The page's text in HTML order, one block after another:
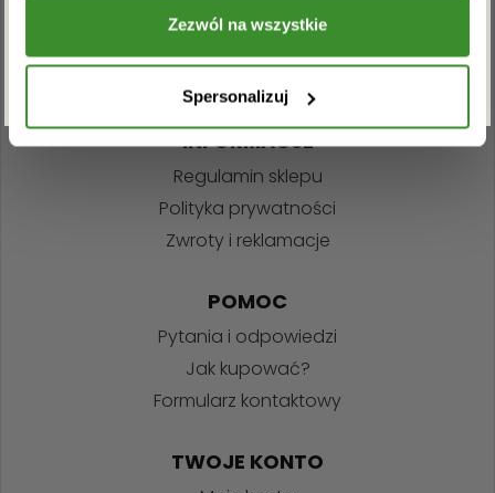
Zezwól na wszystkie
Spersonalizuj
+48 22 110 59 60 info@kwiatowadostawa.pl
INFORMACJE
Regulamin sklepu
Polityka prywatności
Zwroty i reklamacje
POMOC
Pytania i odpowiedzi
Jak kupować?
Formularz kontaktowy
TWOJE KONTO
ZAPISZ SIĘ